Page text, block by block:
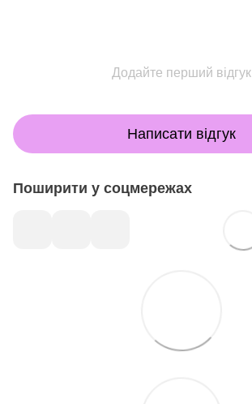
Додайте перший відгук
Написати відгук
Поширити у соцмережах